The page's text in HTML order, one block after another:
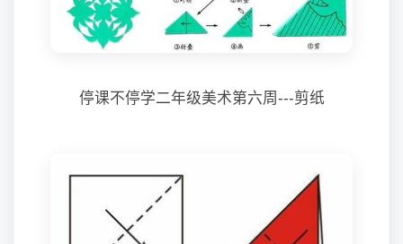
停课不停学二年级美术第六周---剪纸